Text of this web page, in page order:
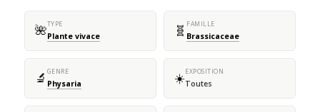
🌺TYPE
Plante vivace 🧬 FAMILLE
Brassicaceae
🔬 GENRE
Physaria ☀️EXPOSITION
Toutes